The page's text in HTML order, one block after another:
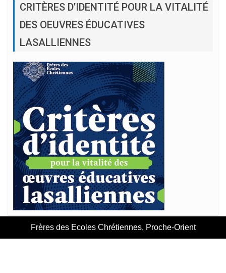
CRITÈRES D’IDENTITÉ POUR LA VITALITÉ
DES OEUVRES ÉDUCATIVES
LASALLIENNES
Frères des Ecoles Chrétiennes, Proche-Orient